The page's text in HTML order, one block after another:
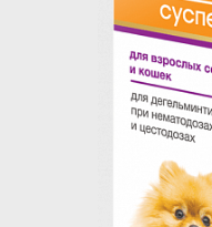
Прием терапевтический
Прием хирургический
Прием дерматологический
Прием стоматологический
Прием эндокринологический